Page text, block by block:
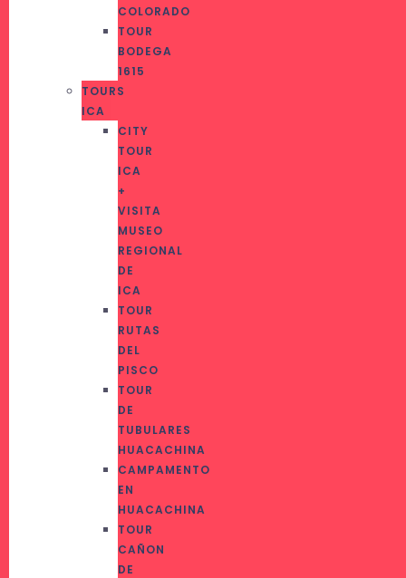
COLORADO
TOUR
BODEGA
1615
TOURS
ICA
CITY
TOUR
ICA
+
VISITA
MUSEO
REGIONAL
DE
ICA
TOUR
RUTAS
DEL
PISCO
TOUR
DE
TUBULARES
HUACACHINA
CAMPAMENTO
EN
HUACACHINA
TOUR
CAÑON
DE